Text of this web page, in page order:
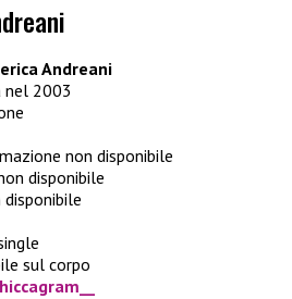
Andreani
nel 2003
non disponibile
disponibile
sul corpo